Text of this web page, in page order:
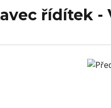
řídítek -